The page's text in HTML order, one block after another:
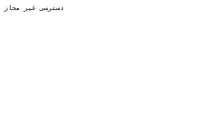
دسترسی غیر مجاز